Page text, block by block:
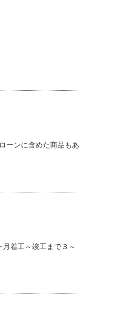
ーンに含めた商品もあ
着工～竣工まで３～